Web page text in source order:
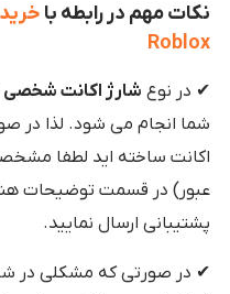
نکات مهم در رابطه با
Roblox
✔ در نوع شارژ اکانت شخصی
شما انجام می شود. لذا در
اکانت ساخته اید لطفا
عبور) در قسمت توضیحات
پشتیبانی ارسال نمایید.
✔ در صورتی که مشکلی در